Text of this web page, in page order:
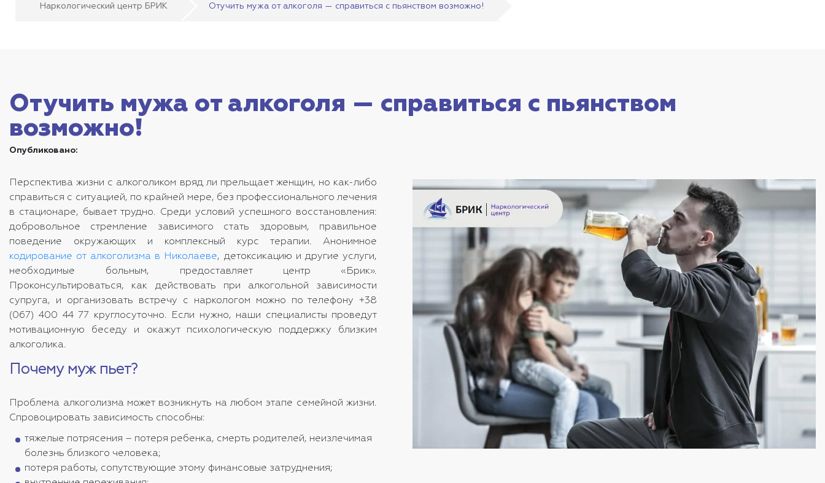
Наркологический центр БРИК Отучить мужа от алкоголя — справиться с пьянством возможно!
Отучить мужа от алкоголя — справиться с пьянством
возможно!
Опубликовано:
Перспектива жизни с алкоголиком вряд ли прельщает женщин, но как-либо
справиться с ситуацией, по крайней мере, без профессионального лечения
в стационаре, бывает трудно. Среди условий успешного восстановления:
добровольное стремление зависимого стать здоровым, правильное
поведение окружающих и комплексный курс терапии. Анонимное
кодирование от алкоголизма в Николаеве, детоксикацию и другие услуги,
необходимые больным, предоставляет центр «Брик».
Проконсультироваться, как действовать при алкогольной зависимости
супруга, и организовать встречу с наркологом можно по телефону +38
(067) 400 44 77 круглосуточно. Если нужно, наши специалисты проведут
мотивационную беседу и окажут психологическую поддержку близким
алкоголика.
Почему муж пьет?
Проблема алкоголизма может возникнуть на любом этапе семейной жизни.
Спровоцировать зависимость способны:
тяжелые потрясения – потеря ребенка, смерть родителей, неизлечимая
болезнь близкого человека;
потеря работы, сопутствующие этому финансовые затруднения;